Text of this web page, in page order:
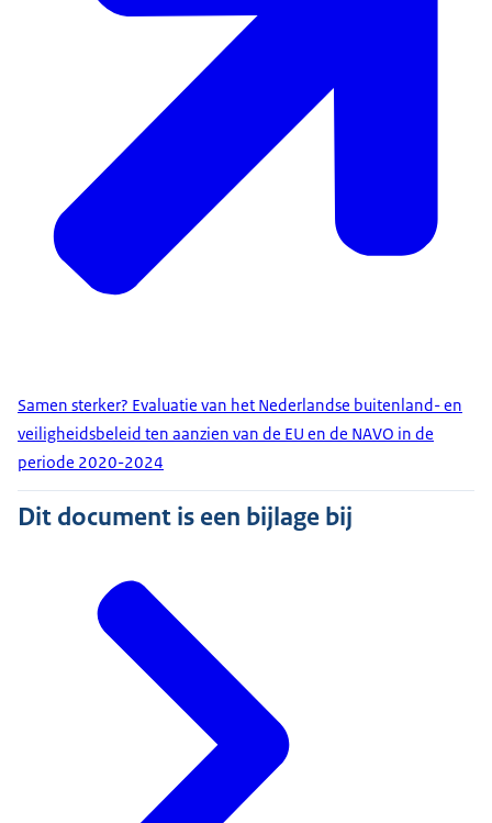
Samen sterker? Evaluatie van het Nederlandse buitenland- en
veiligheidsbeleid ten aanzien van de EU en de NAVO in de
periode 2020-2024
Dit document is een bijlage bij